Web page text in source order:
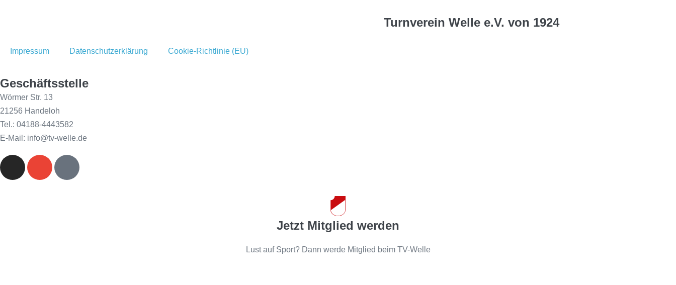
Turnverein Welle e.V. von 1924
Impressum Datenschutzerklärung Cookie-Richtlinie (EU)
Geschäftsstelle
Wörmer Str. 13
21256 Handeloh
Tel.: 04188-4443582
E-Mail: info@tv-welle.de
Jetzt Mitglied werden
Lust auf Sport? Dann werde Mitglied beim TV-Welle